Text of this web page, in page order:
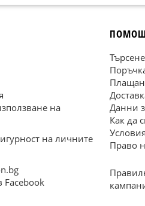
на
на личните
Facebook
Търсене
Данни
Как да
Право